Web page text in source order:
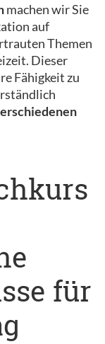
machen wir Sie
auf
Themen
Dieser
Fähigkeit zu
für